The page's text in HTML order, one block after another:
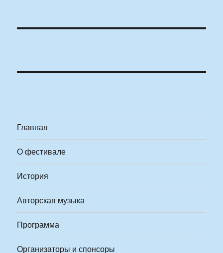
Главная
О фестивале
История
Авторская музыка
Программа
Организаторы и спонсоры